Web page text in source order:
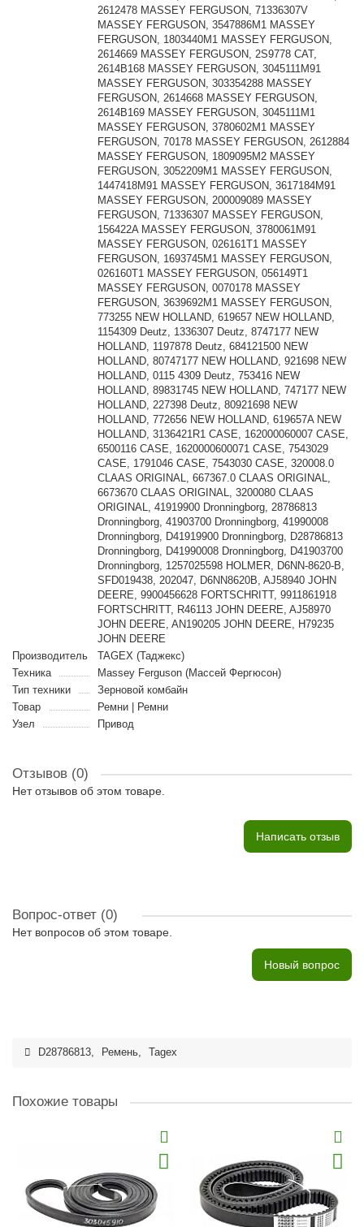
2612478 MASSEY FERGUSON, 71336307V
MASSEY FERGUSON, 3547886M1 MASSEY
FERGUSON, 1803440M1 MASSEY FERGUSON,
2614669 MASSEY FERGUSON, 2S9778 CAT,
2614B168 MASSEY FERGUSON, 3045111M91
MASSEY FERGUSON, 303354288 MASSEY
FERGUSON, 2614668 MASSEY FERGUSON,
2614B169 MASSEY FERGUSON, 3045111M1
MASSEY FERGUSON, 3780602M1 MASSEY
FERGUSON, 70178 MASSEY FERGUSON, 2612884
MASSEY FERGUSON, 1809095M2 MASSEY
FERGUSON, 3052209M1 MASSEY FERGUSON,
1447418M91 MASSEY FERGUSON, 3617184M91
MASSEY FERGUSON, 200009089 MASSEY
FERGUSON, 71336307 MASSEY FERGUSON,
156422A MASSEY FERGUSON, 3780061M91
MASSEY FERGUSON, 026161T1 MASSEY
FERGUSON, 1693745M1 MASSEY FERGUSON,
026160T1 MASSEY FERGUSON, 056149T1
MASSEY FERGUSON, 0070178 MASSEY
FERGUSON, 3639692M1 MASSEY FERGUSON,
773255 NEW HOLLAND, 619657 NEW HOLLAND,
1154309 Deutz, 1336307 Deutz, 8747177 NEW
HOLLAND, 1197878 Deutz, 684121500 NEW
HOLLAND, 80747177 NEW HOLLAND, 921698 NEW
HOLLAND, 0115 4309 Deutz, 753416 NEW
HOLLAND, 89831745 NEW HOLLAND, 747177 NEW
HOLLAND, 227398 Deutz, 80921698 NEW
HOLLAND, 772656 NEW HOLLAND, 619657A NEW
HOLLAND, 3136421R1 CASE, 162000060007 CASE,
6500116 CASE, 1620000600071 CASE, 7543029
CASE, 1791046 CASE, 7543030 CASE, 320008.0
CLAAS ORIGINAL, 667367.0 CLAAS ORIGINAL,
6673670 CLAAS ORIGINAL, 3200080 CLAAS
ORIGINAL, 41919900 Dronningborg, 28786813
Dronningborg, 41903700 Dronningborg, 41990008
Dronningborg, D41919900 Dronningborg, D28786813
Dronningborg, D41990008 Dronningborg, D41903700
Dronningborg, 1257025598 HOLMER, D6NN-8620-B,
SFD019438, 202047, D6NN8620B, AJ58940 JOHN
DEERE, 9900456628 FORTSCHRITT, 9911861918
FORTSCHRITT, R46113 JOHN DEERE, AJ58970
JOHN DEERE, AN190205 JOHN DEERE, H79235
JOHN DEERE
Производитель
TAGEX (Таджекс)
Техника
Massey Ferguson (Массей Фергюсон)
Тип техники
Зерновой комбайн
Товар
Ремни | Ремни
Узел
Привод
Отзывов (0)
Нет отзывов об этом товаре.
Написать отзыв
Вопрос-ответ (0)
Нет вопросов об этом товаре.
Новый вопрос
D28786813, Ремень, Tagex
Похожие товары